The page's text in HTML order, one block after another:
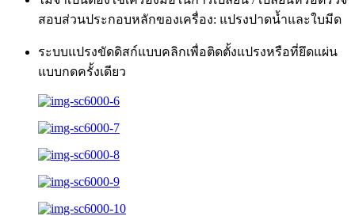
สอบส่วนประกอบหลักของเครื่อง: แปรงปาดน้ำและใบมีด
ระบบแปรงขัดดิสก์แบบคลิกเพื่อติดตั้งแปรงหรือที่ยึดแผ่น
แบบกดครั้งเดียว